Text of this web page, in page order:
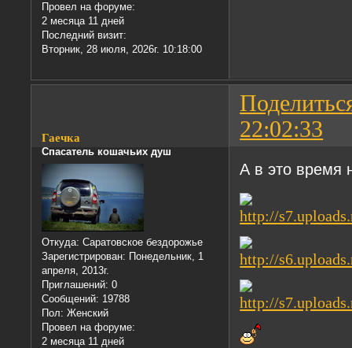
Провел на форуме:
2 месяца 11 дней
Последний визит:
Вторник, 28 июля, 2026г. 10:18:00
22:02:33
Гаечка
Спасатель кошачьих душ
Откуда: Саратовское бездорожье
Зарегистрирован: Понедельник, 1
апреля, 2013г.
Приглашений: 0
Сообщений: 19788
Пол: Женский
Провел на форуме:
2 месяца 11 дней
А в это время